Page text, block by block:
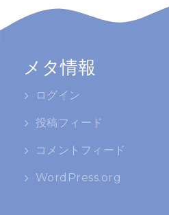
メタ情報
ログイン
投稿フィード
コメントフィード
WordPress.org